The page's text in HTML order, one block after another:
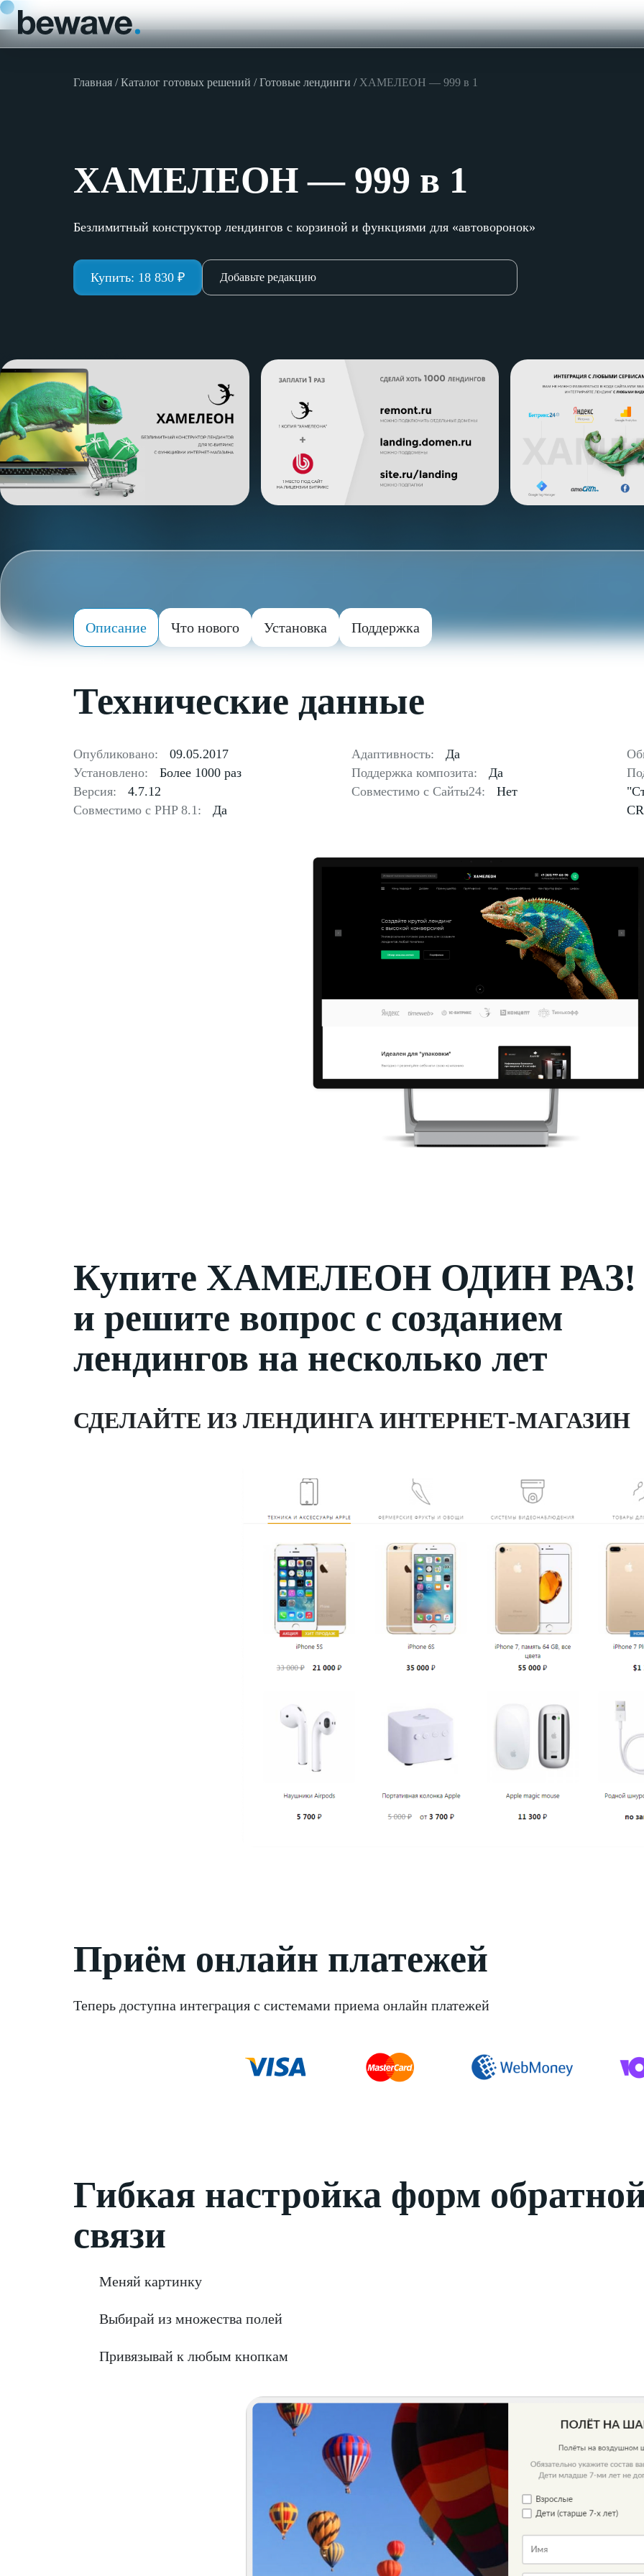
Главная Каталог готовых решений Готовые лендинги ХАМЕЛЕОН — 999 в 1
ХАМЕЛЕОН — 999 в 1
Безлимитный конструктор лендингов с корзиной и функциями для «автоворонок»
Купить: 18 830 ₽ Добавьте редакцию
Описание Что нового Установка Поддержка
Технические данные
Опубликовано:
09.05.2017
Установлено:
Более 1000 раз
Версия:
4.7.12
Совместимо с PHP 8.1:
Да
Адаптивность:
Да
Поддержка композита:
Да
Совместимо с Сайты24:
Нет
Купите ХАМЕЛЕОН ОДИН РАЗ!
и решите вопрос с созданием
лендингов на несколько лет
СДЕЛАЙТЕ ИЗ ЛЕНДИНГА ИНТЕРНЕТ-МАГАЗИН
Приём онлайн платежей
Теперь доступна интеграция с системами приема онлайн платежей
Гибкая настройка форм
связи
Меняй картинку
Выбирай из множества полей
Привязывай к любым кнопкам